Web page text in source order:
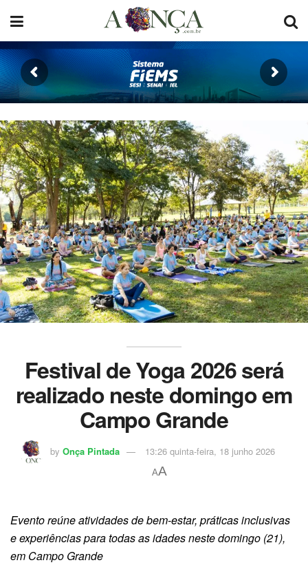
Festival de Yoga 2026 será
realizado neste domingo em
Campo Grande
by Onça Pintada 13:26 quinta-feira, 18 junho 2026
AA
Evento reúne atividades de bem-estar, práticas inclusivas
e experiências para todas as idades neste domingo (21),
em Campo Grande